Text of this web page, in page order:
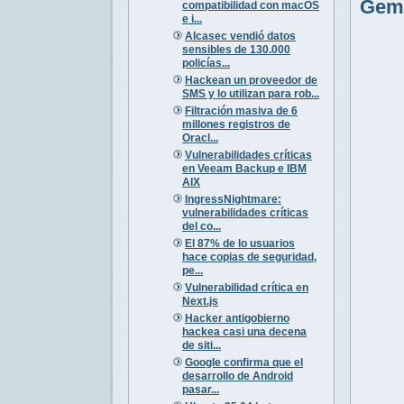
compatibilidad con macOS
e i...
Alcasec vendió datos
sensibles de 130.000
policías...
Hackean un proveedor de
SMS y lo utilizan para rob...
Filtración masiva de 6
millones registros de
Oracl...
Vulnerabilidades críticas
en Veeam Backup e IBM
AIX
IngressNightmare:
vulnerabilidades críticas
del co...
El 87% de lo usuarios
hace copias de seguridad,
pe...
Vulnerabilidad crítica en
Next.js
Hacker antigobierno
hackea casi una decena
de siti...
Google confirma que el
desarrollo de Android
pasar...